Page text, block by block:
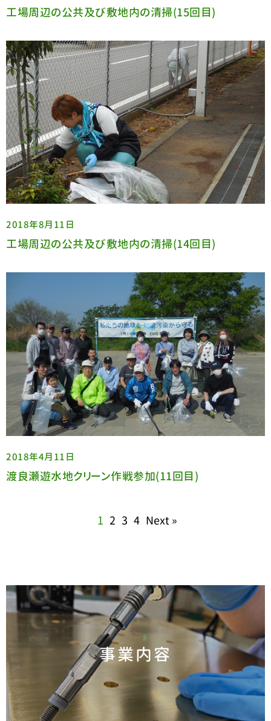
工場周辺の公共及び敷地内の清掃(15回目)
2018年8月11日
工場周辺の公共及び敷地内の清掃(14回目)
2018年4月11日
渡良瀬遊水地クリーン作戦参加(11回目)
1 2 3 4 Next »
事業内容